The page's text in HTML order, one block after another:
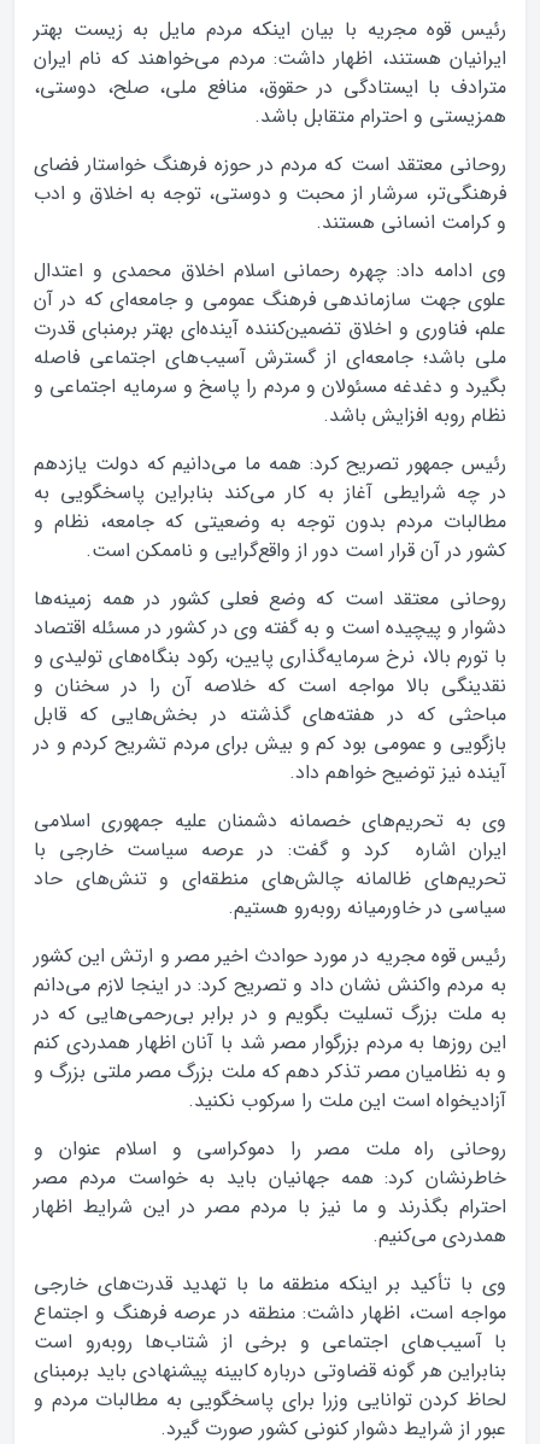
رئیس قوه مجریه با بیان اینکه مردم مایل به زیست بهتر
ایرانیان هستند، اظهار داشت: مردم می‌خواهند که نام ایران
مترادف با ایستادگی در حقوق، منافع ملی، صلح، دوستی،
همزیستی و احترام متقابل باشد.
روحانی معتقد است که مردم در حوزه فرهنگ خواستار فضای
فرهنگی‌تر، سرشار از محبت و دوستی، توجه به اخلاق و ادب
و کرامت انسانی هستند.
وی ادامه داد: چهره رحمانی اسلام اخلاق محمدی و اعتدال
علوی جهت سازماندهی فرهنگ عمومی و جامعه‌ای که در آن
علم، فناوری و اخلاق تضمین‌کننده آینده‌ای بهتر برمنبای قدرت
ملی باشد؛ جامعه‌ای از گسترش آسیب‌های اجتماعی فاصله
بگیرد و دغدغه مسئولان و مردم را پاسخ و سرمایه اجتماعی و
نظام روبه افزایش باشد.
رئیس جمهور تصریح کرد: همه ما می‌دانیم که دولت یازدهم
در چه شرایطی آغاز به کار می‌کند بنابراین پاسخگویی به
مطالبات مردم بدون توجه به وضعیتی که جامعه، نظام و
کشور در آن قرار است دور از واقع‌گرایی و ناممکن است.
روحانی معتقد است که وضع فعلی کشور در همه زمینه‌ها
دشوار و پیچیده است و به گفته وی در کشور در مسئله اقتصاد
با تورم بالا، نرخ سرمایه‌گذاری پایین، رکود بنگاه‌های تولیدی و
نقدینگی بالا مواجه است که خلاصه آن را در سخنان و
مباحثی که در هفته‌های گذشته در بخش‌هایی که قابل
بازگویی و عمومی بود کم و بیش برای مردم تشریح کردم و در
آینده نیز توضیح خواهم داد.
وی به تحریم‌های خصمانه دشمنان علیه جمهوری اسلامی
ایران اشاره کرد و گفت: در عرصه سیاست خارجی با
تحریم‌های ظالمانه چالش‌های منطقه‌ای و تنش‌های حاد
سیاسی در خاورمیانه روبه‌رو هستیم.
رئیس قوه مجریه در مورد حوادث اخیر مصر و ارتش این کشور
به مردم واکنش نشان داد و تصریح کرد:‌ در اینجا لازم می‌دانم
به ملت بزرگ تسلیت بگویم و در برابر بی‌رحمی‌هایی که در
این روزها به مردم بزرگوار مصر شد با آنان اظهار همدردی کنم
و به نظامیان مصر تذکر دهم که ملت بزرگ مصر ملتی بزرگ و
آزادیخواه است این ملت را سرکوب نکنید.
روحانی راه ملت مصر را دموکراسی و اسلام عنوان و
خاطرنشان کرد: همه جهانیان باید به خواست مردم مصر
احترام بگذرند و ما نیز با مردم مصر در این شرایط اظهار
همدردی می‌کنیم.
وی با تأکید بر اینکه منطقه ما با تهدید قدرت‌های خارجی
مواجه است، اظهار داشت: منطقه در عرصه فرهنگ و اجتماع
با آسیب‌های اجتماعی و برخی از شتاب‌ها روبه‌رو است
بنابراین هر گونه قضاوتی درباره کابینه پیشنهادی باید برمبنای
لحاظ کردن توانایی وزرا برای پاسخگویی به مطالبات مردم و
عبور از شرایط دشوار کنونی کشور صورت گیرد.